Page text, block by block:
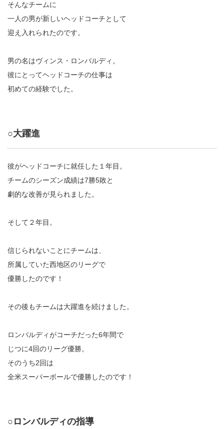
そんなチームに
一人の男が新しいヘッドコーチとして
迎え入れられたのです。
男の名はヴィンス・ロンバルディ。
彼にとってヘッドコーチの仕事は
初めての経験でした。
○大躍進
彼がヘッドコーチに就任した１年目。
チームのシーズン成績は7勝5敗と
劇的な改善が見られました。
そして２年目。
信じられないことにチームは、
所属していた西地区のリーグで
優勝したのです！
その後もチームは大躍進を続けました。
ロンバルディがコーチだった6年間で
じつに4回のリーグ優勝。
そのうち2回は
全米スーパーボールで優勝したのです！
○ロンバルディの指導